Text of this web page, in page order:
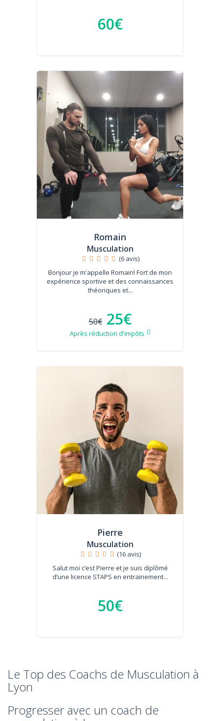
60€
Romain
Musculation
(6 avis)
Bonjour je m'appelle Romain! Fort de mon
expérience sportive et des connaissances
théoriques et...
50€ 25€
Après réduction d'impôts
Pierre
Musculation
(16 avis)
Salut moi c’est Pierre et je suis diplômé
d’une licence STAPS en entrainement...
50€
Le Top des Coachs de Musculation à
Lyon
Progresser avec un coach de